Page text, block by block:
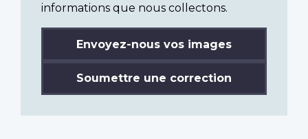
informations que nous collectons.
Envoyez-nous vos images
Soumettre une correction